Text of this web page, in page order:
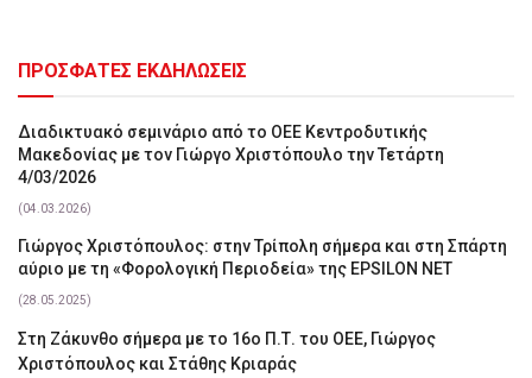
ΠΡΟΣΦΑΤΕΣ ΕΚΔΗΛΩΣΕΙΣ
Διαδικτυακό σεμινάριο από το ΟΕΕ Κεντροδυτικής
Μακεδονίας με τον Γιώργο Χριστόπουλο την Τετάρτη
4/03/2026
(04.03.2026)
Γιώργος Χριστόπουλος: στην Τρίπολη σήμερα και στη Σπάρτη
αύριο με τη «Φορολογική Περιοδεία» της EPSILON NET
(28.05.2025)
Στη Ζάκυνθο σήμερα με το 16ο Π.Τ. του ΟΕΕ, Γιώργος
Χριστόπουλος και Στάθης Κριαράς